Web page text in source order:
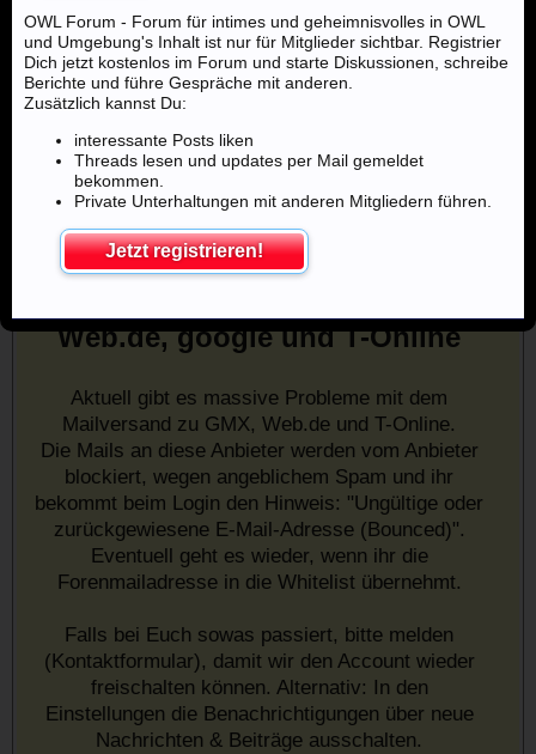
Web.de, google und T-Online
Aktuell gibt es massive Probleme mit dem
Mailversand zu GMX, Web.de und T-Online.
Die Mails an diese Anbieter werden vom Anbieter
blockiert, wegen angeblichem Spam und ihr
bekommt beim Login den Hinweis: "Ungültige oder
zurückgewiesene E-Mail-Adresse (Bounced)".
Eventuell geht es wieder, wenn ihr die
Forenmailadresse in die Whitelist übernehmt.
Falls bei Euch sowas passiert, bitte melden
(Kontaktformular), damit wir den Account wieder
freischalten können. Alternativ: In den
Einstellungen die Benachrichtigungen über neue
Nachrichten & Beiträge ausschalten.
OWL Forum - Forum für intimes und geheimnisvolles in OWL
und Umgebung's Inhalt ist nur für Mitglieder sichtbar. Registrier
Dich jetzt kostenlos im Forum und starte Diskussionen, schreibe
Berichte und führe Gespräche mit anderen.
Zusätzlich kannst Du:
interessante Posts liken
Threads lesen und updates per Mail gemeldet
bekommen.
Private Unterhaltungen mit anderen Mitgliedern führen.
Jetzt registrieren!